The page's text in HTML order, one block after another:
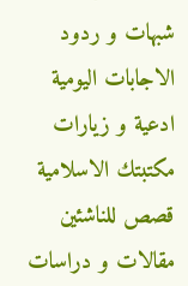
و ردود
اليومية
و زيارات
الاسلامية
للناشئين
و دراسات